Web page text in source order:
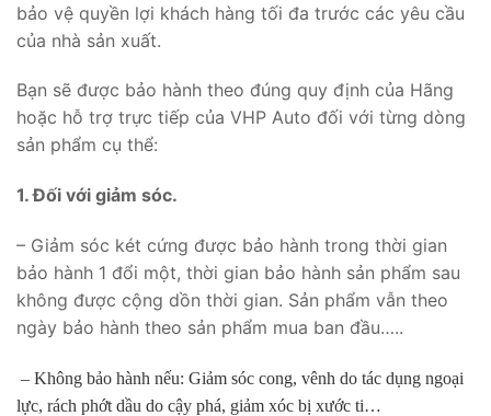
bảo vệ quyền lợi khách hàng tối đa trước các yêu cầu
của nhà sản xuất.
Bạn sẽ được bảo hành theo đúng quy định của Hãng
hoặc hỗ trợ trực tiếp của VHP Auto đối với từng dòng
sản phẩm cụ thể:
1. Đối với giảm sóc.
– Giảm sóc két cứng được bảo hành trong thời gian
bảo hành 1 đổi một, thời gian bảo hành sản phẩm sau
không được cộng dồn thời gian. Sản phẩm vẫn theo
ngày bảo hành theo sản phẩm mua ban đầu…..
– Không bảo hành nếu: Giảm sóc cong, vênh do tác dụng ngoại
lực, rách phớt dầu do cậy phá, giảm xóc bị xước ti…